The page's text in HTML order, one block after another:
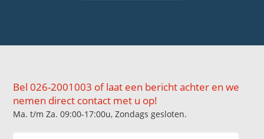
Bel 026-2001003 of laat een bericht achter en we
nemen direct contact met u op!
Ma. t/m Za. 09:00-17:00u, Zondags gesloten.